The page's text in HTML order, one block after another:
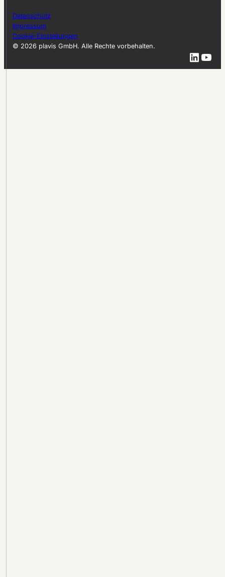
© 2026 plavis GmbH. Alle Rechte vorbehalten.
Datenschutz
Impressum
Cookie-Einstellungen